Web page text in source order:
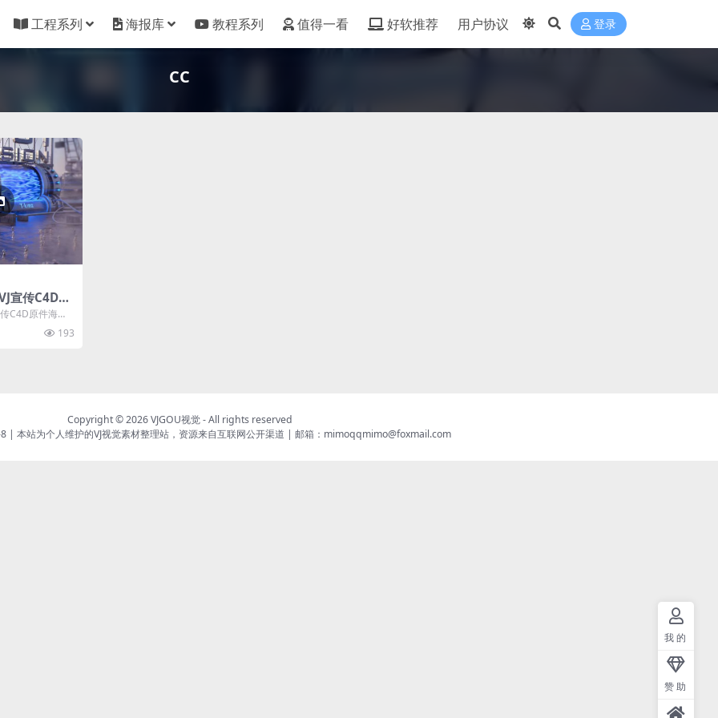
工程系列 海报库 教程系列 值得一看 好软推荐 用户协议 登录
CC
宣传C4D原
文件
C4D原件海报
193
Copyright © 2026VJGOU视觉- All rights reserved
| 本站为个人维护的VJ视觉素材整理站，资源来自互联网公开渠道 | 邮箱：mimoqqmimo@foxmail.com
我的
赞助